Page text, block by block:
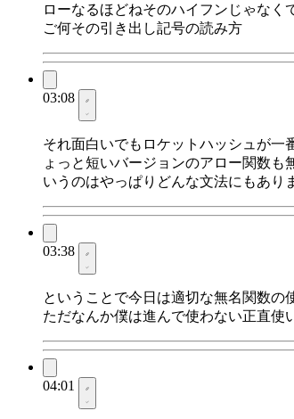
ローなるほどねそのハイフンじゃな
ご何その引き出し記号の読み方
03:08
それ面白いでもロケットハッシュが一
ょっと短いバージョンのアロー関数
いうのはやっぱりどんな文法にもあり
03:38
ということで今日は適切な無名関数
ただなんか僕は進んで使わない正直使
04:01